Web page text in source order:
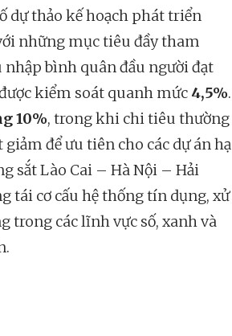
dự thảo kế hoạch phát triển
những mục tiêu đầy tham
nhập bình quân đầu người đạt
kiểm soát quanh mức 4,5%.
10%, trong khi chi tiêu thường
giảm để ưu tiên cho các dự án hạ
sắt Lào Cai – Hà Nội – Hải
tái cơ cấu hệ thống tín dụng, xử
trong các lĩnh vực số, xanh và